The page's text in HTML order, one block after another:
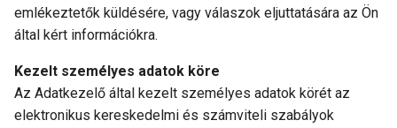
emlékeztetők küldésére, vagy válaszok eljuttatására az Ön
által kért információkra.
Kezelt személyes adatok köre
Az Adatkezelő által kezelt személyes adatok körét az
elektronikus kereskedelmi és számviteli szabályok